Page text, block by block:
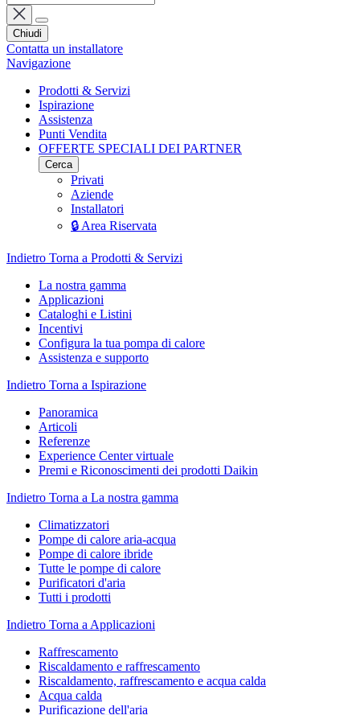
Chiudi
Contatta un installatore
Navigazione
Prodotti & Servizi
Ispirazione
Assistenza
Punti Vendita
OFFERTE SPECIALI DEI PARTNER
Cerca
Privati
Aziende
Installatori
🔒 Area Riservata
Indietro Torna a Prodotti & Servizi
La nostra gamma
Applicazioni
Cataloghi e Listini
Incentivi
Configura la tua pompa di calore
Assistenza e supporto
Indietro Torna a Ispirazione
Panoramica
Articoli
Referenze
Experience Center virtuale
Premi e Riconoscimenti dei prodotti Daikin
Indietro Torna a La nostra gamma
Climatizzatori
Pompe di calore aria-acqua
Pompe di calore ibride
Tutte le pompe di calore
Purificatori d'aria
Tutti i prodotti
Indietro Torna a Applicazioni
Raffrescamento
Riscaldamento e raffrescamento
Riscaldamento, raffrescamento e acqua calda
Acqua calda
Purificazione dell'aria